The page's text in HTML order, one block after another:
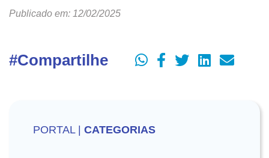
Publicado em: 12/02/2025
#Compartilhe
PORTAL | CATEGORIAS